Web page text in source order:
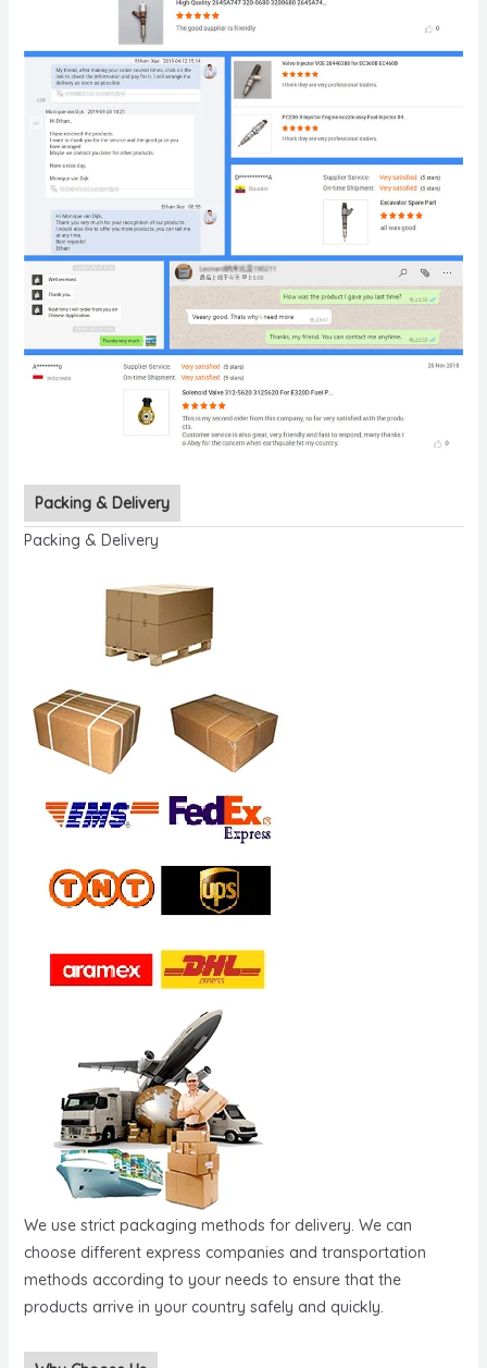
Packing & Delivery
Packing & Delivery
We use strict packaging methods for delivery. We can
choose different express companies and transportation
methods according to your needs to ensure that the
products arrive in your country safely and quickly.